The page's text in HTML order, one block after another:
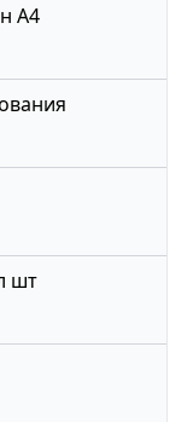
A4
шт